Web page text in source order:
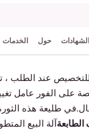
الشهادات حول الخدمات
عند الطلب ،
على الفور عامل
طليعة هذه
آلة البيع